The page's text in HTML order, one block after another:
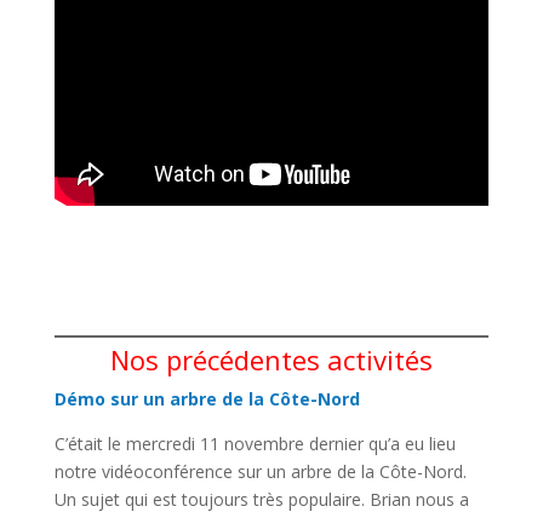
Nos précédentes activités
Démo sur un arbre de la Côte-Nord
C’était le mercredi 11 novembre dernier qu’a eu lieu
notre vidéoconférence sur un arbre de la Côte-Nord.
Un sujet qui est toujours très populaire. Brian nous a